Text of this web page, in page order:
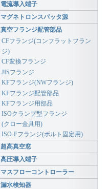
電流導入端子
マグネトロンスパッタ源
真空フランジ配管部品
CFフランジ(コンフラットフラン
ジ)
CF変換フランジ
JISフランジ
KFフランジ(NWフランジ)
KFフランジ配管部品
KFフランジ用部品
ISOクランプ型フランジ
(クロー金具用)
ISO-Fフランジ(ボルト固定用)
超高真空窓
高圧導入端子
マスフローコントローラー
漏水検知器